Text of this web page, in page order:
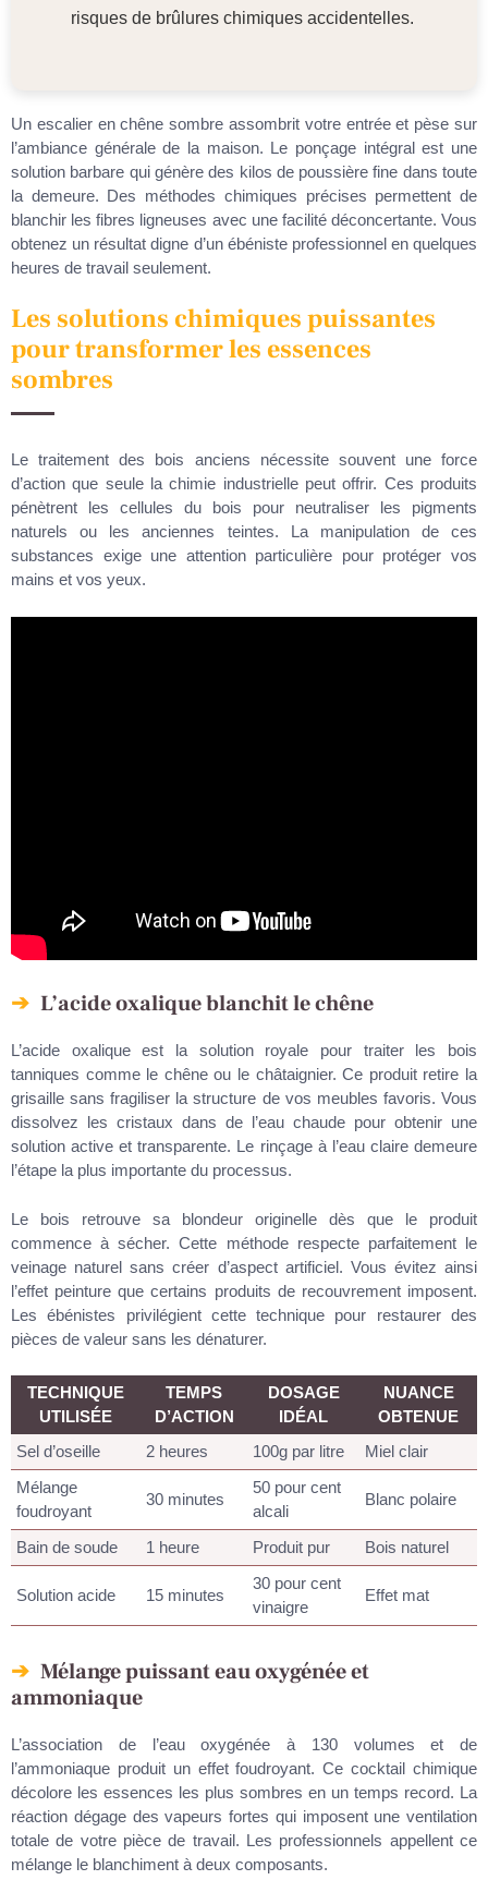
risques de brûlures chimiques accidentelles.
Un escalier en chêne sombre assombrit votre entrée et pèse sur
l’ambiance générale de la maison. Le ponçage intégral est une
solution barbare qui génère des kilos de poussière fine dans toute
la demeure. Des méthodes chimiques précises permettent de
blanchir les fibres ligneuses avec une facilité déconcertante. Vous
obtenez un résultat digne d’un ébéniste professionnel en quelques
heures de travail seulement.
Les solutions chimiques puissantes
pour transformer les essences
sombres
Le traitement des bois anciens nécessite souvent une force
d’action que seule la chimie industrielle peut offrir. Ces produits
pénètrent les cellules du bois pour neutraliser les pigments
naturels ou les anciennes teintes. La manipulation de ces
substances exige une attention particulière pour protéger vos
mains et vos yeux.
L’acide oxalique blanchit le chêne
L’acide oxalique est la solution royale pour traiter les bois
tanniques comme le chêne ou le châtaignier. Ce produit retire la
grisaille sans fragiliser la structure de vos meubles favoris. Vous
dissolvez les cristaux dans de l’eau chaude pour obtenir une
solution active et transparente. Le rinçage à l’eau claire demeure
l’étape la plus importante du processus.
Le bois retrouve sa blondeur originelle dès que le produit
commence à sécher. Cette méthode respecte parfaitement le
veinage naturel sans créer d’aspect artificiel. Vous évitez ainsi
l’effet peinture que certains produits de recouvrement imposent.
Les ébénistes privilégient cette technique pour restaurer des
pièces de valeur sans les dénaturer.
TECHNIQUE
UTILISÉE
TEMPS
D’ACTION
DOSAGE
IDÉAL
NUANCE
OBTENUE
Sel d’oseille
2 heures 100g par litre
Miel clair
Mélange
foudroyant
30 minutes
50 pour cent
alcali
Blanc polaire
Bain de soude 1 heure Produit pur Bois naturel
Solution acide 15 minutes
30 pour cent
vinaigre
Effet mat
Mélange puissant eau oxygénée et
ammoniaque
L’association de l’eau oxygénée à 130 volumes et de
l’ammoniaque produit un effet foudroyant. Ce cocktail chimique
décolore les essences les plus sombres en un temps record. La
réaction dégage des vapeurs fortes qui imposent une ventilation
totale de votre pièce de travail. Les professionnels appellent ce
mélange le blanchiment à deux composants.